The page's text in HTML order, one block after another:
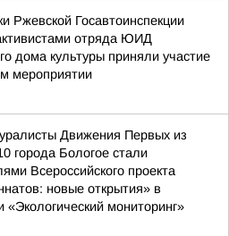
Ржевской Госавтоинспекции
отряда ЮИД
дома культуры приняли участие
мероприятии
Движения Первых из
города Бологое стали
Всероссийского проекта
новые открытия» в
«Экологический мониторинг»